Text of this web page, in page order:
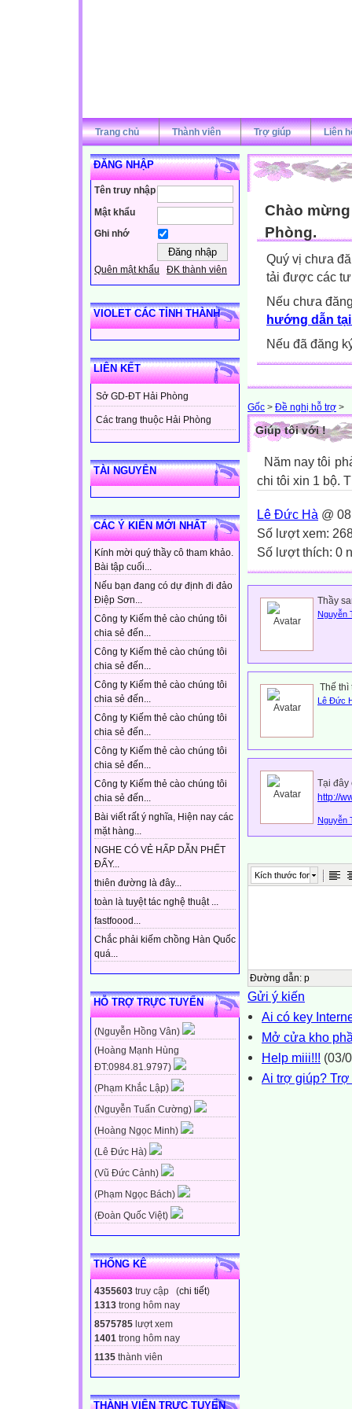
Trang chủ Thành viên Trợ giúp Liên
ĐĂNG NHẬP
Tên truy nhập
Mật khẩu
Ghi nhớ
Quên mật khẩu ĐK thành viên
VIOLET CÁC TỈNH THÀNH
LIÊN KẾT
Sở GD-ĐT Hải Phòng
Các trang thuộc Hải Phòng
TÀI NGUYÊN
CÁC Ý KIẾN MỚI NHẤT
Kính mời quý thầy cô tham khảo.
Bài tập cuối...
Nếu bạn đang có dự định đi đảo
Điệp Sơn...
Công ty Kiếm thẻ cào chúng tôi
chia sẻ đến...
Công ty Kiếm thẻ cào chúng tôi
chia sẻ đến...
Công ty Kiếm thẻ cào chúng tôi
chia sẻ đến...
Công ty Kiếm thẻ cào chúng tôi
chia sẻ đến...
Công ty Kiếm thẻ cào chúng tôi
chia sẻ đến...
Công ty Kiếm thẻ cào chúng tôi
chia sẻ đến...
Bài viết rất ý nghĩa, Hiện nay các
mặt hàng...
NGHE CÓ VẺ HẤP DẪN PHẾT
ĐẤY...
thiên đường là đây...
toàn là tuyệt tác nghệ thuật ...
fastfoood...
Chắc phải kiếm chồng Hàn Quốc
quá...
HỖ TRỢ TRỰC TUYẾN
(Nguyễn Hồng Vân)
(Hoàng Mạnh Hùng
ĐT:0984.81.9797)
(Phạm Khắc Lập)
(Nguyễn Tuấn Cường)
(Hoàng Ngọc Minh)
(Lê Đức Hà)
(Vũ Đức Cảnh)
(Phạm Ngọc Bách)
(Đoàn Quốc Việt)
THỐNG KÊ
4355603 truy cập (chi tiết)
1313 trong hôm nay
8575785 lượt xem
1401 trong hôm nay
1135 thành viên
THÀNH VIÊN TRỰC TUYẾN
Chào
Phòng.
Quý vị chưa
tải được các
Nếu chưa
hướng dẫn
Nếu đã đăng
Gốc > Đề nghị hỗ trợ >
Giúp tôi với !
Năm nay tôi
chi tôi xin 1 bộ.
Lê Đức Hà @
Số lượt xem:
Số lượt thích: 0
Thầy
Nguyễn
Thế thì
Lê Đức
Tại đây
http://
Nguyễn
Kích thước font
Đường dẫn: p
Gửi ý kiến
Ai có key
Mở cửa kho
Help miii!!! (03/
Ai trợ giúp?